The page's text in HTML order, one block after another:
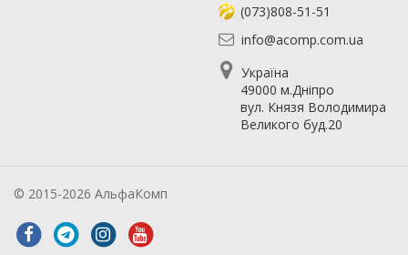
(073)808-51-51
info@acomp.com.ua
Україна
49000 м.Дніпро
вул. Князя Володимира
Великого буд.20
© 2015-2026 АльфаКомп